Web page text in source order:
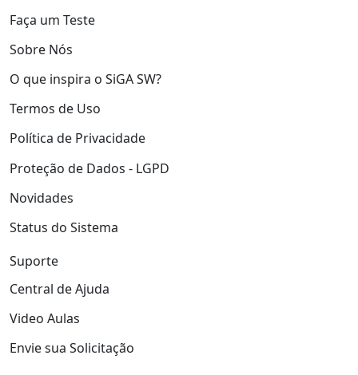
Faça um Teste
Sobre Nós
O que inspira o SiGA SW?
Termos de Uso
Política de Privacidade
Proteção de Dados - LGPD
Novidades
Status do Sistema
Suporte
Central de Ajuda
Video Aulas
Envie sua Solicitação